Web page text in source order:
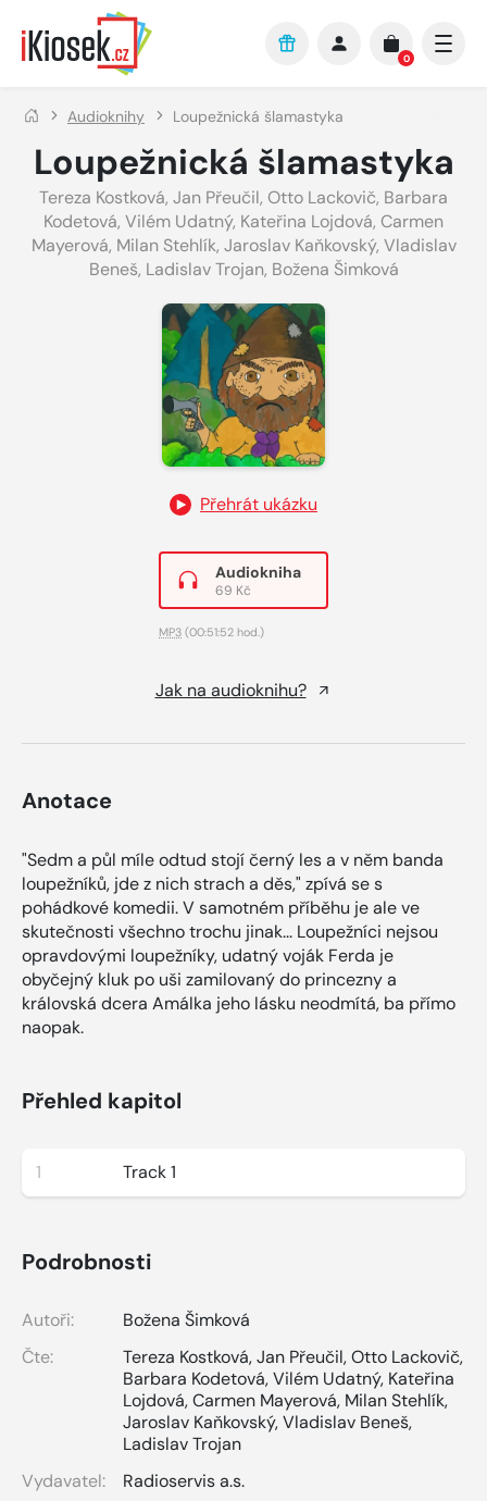
Přejít na hlavní obsah
0
Audioknihy Loupežnická šlamastyka
Loupežnická šlamastyka
Tereza Kostková, Jan Přeučil, Otto Lackovič, Barbara
Kodetová, Vilém Udatný, Kateřina Lojdová, Carmen
Mayerová, Milan Stehlík, Jaroslav Kaňkovský, Vladislav
Beneš, Ladislav Trojan, Božena Šimková
Přehrát ukázku
Audiokniha
69 Kč
MP3 (00:51:52 hod.)
Jak na audioknihu?
Anotace
"Sedm a půl míle odtud stojí černý les a v něm banda
loupežníků, jde z nich strach a děs," zpívá se s
pohádkové komedii. V samotném příběhu je ale ve
skutečnosti všechno trochu jinak... Loupežníci nejsou
opravdovými loupežníky, udatný voják Ferda je
obyčejný kluk po uši zamilovaný do princezny a
královská dcera Amálka jeho lásku neodmítá, ba přímo
naopak.
Přehled kapitol
1 Track 1
Podrobnosti
Autoři:
Božena Šimková
Čte:
Tereza Kostková,Jan Přeučil,Otto Lackovič,
Barbara Kodetová,Vilém Udatný, Kateřina
Lojdová,Carmen Mayerová, Milan Stehlík,
Jaroslav Kaňkovský,Vladislav Beneš,
Ladislav Trojan
Vydavatel:
Radioservis a.s.